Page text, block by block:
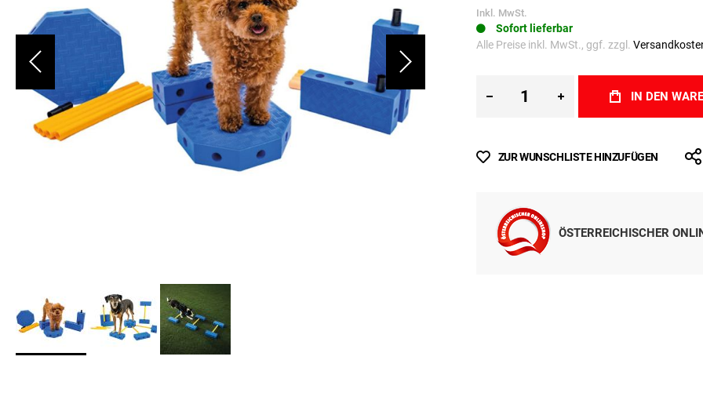
Inkl. MwSt.
Sofort lieferbar
Alle Preise inkl. MwSt., ggf. zzgl.
IN DEN
ZUR WUNSCHLISTE HINZUFÜGEN
ÖSTERREICHISCHER